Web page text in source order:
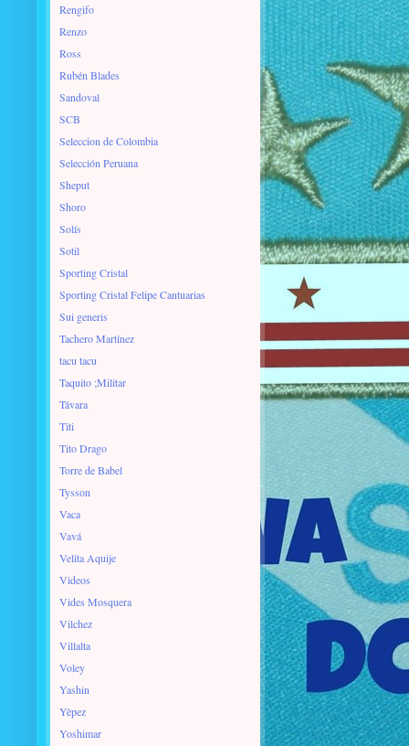
Rengifo
Renzo
Ross
Rubén Blades
Sandoval
SCB
Seleccion de Colombia
Selección Peruana
Sheput
Shoro
Solís
Sotil
Sporting Cristal
Sporting Cristal Felipe Cantuarias
Sui generis
Tachero Martínez
tacu tacu
Taquito ;Militar
Távara
Titi
Tito Drago
Torre de Babel
Tysson
Vaca
Vavá
Velita Aquije
Videos
Vides Mosquera
Vilchez
Villalta
Voley
Yashin
Yèpez
Yoshimar